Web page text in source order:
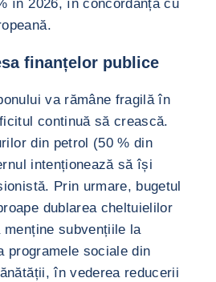
în 2026, în concordanță cu
finanțelor publice
va rămâne fragilă în
continuă să crească.
din petrol (50 % din
intenționează să își
Prin urmare, bugetul
dublarea cheltuielilor
subvențiile la
programele sociale din
în vederea reducerii